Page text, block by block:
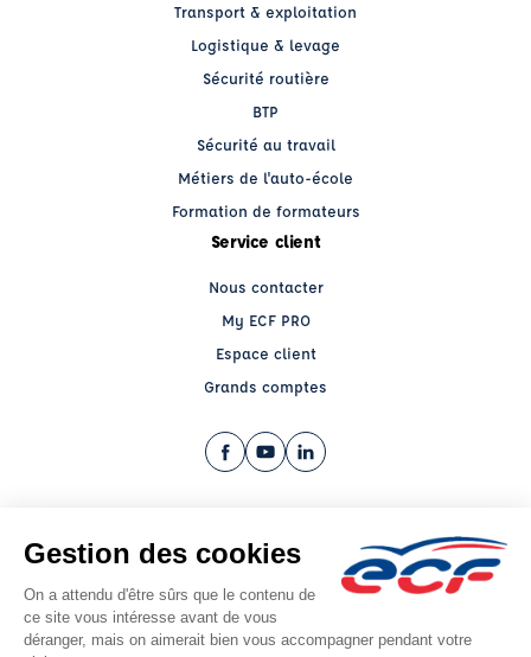
Transport & exploitation
Logistique & levage
Sécurité routière
BTP
Sécurité au travail
Métiers de l'auto-école
Formation de formateurs
Service client
Nous contacter
My ECF PRO
Espace client
Grands comptes
Facebook (nouvelle fenêtre)
YouTube (nouvelle fenêtre)
LinkedIn (nouvelle fenêtre)
CGV
Mentions légales
© 2026 École de Conduite Française. Tous droits réservés